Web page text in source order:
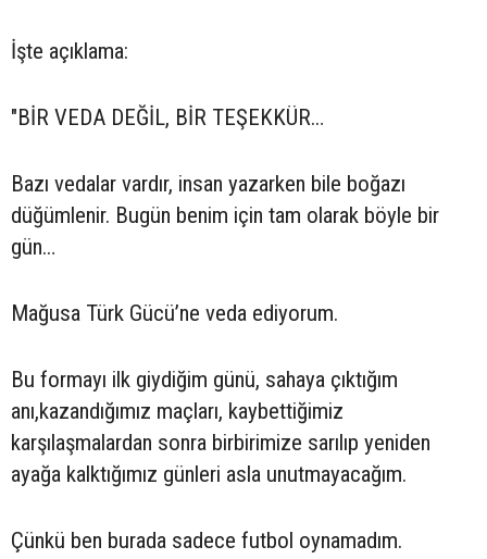
İşte açıklama:
"BİR VEDA DEĞİL, BİR TEŞEKKÜR…
Bazı vedalar vardır, insan yazarken bile boğazı
düğümlenir. Bugün benim için tam olarak böyle bir
gün…
Mağusa Türk Gücü’ne veda ediyorum.
Bu formayı ilk giydiğim günü, sahaya çıktığım
anı,kazandığımız maçları, kaybettiğimiz
karşılaşmalardan sonra birbirimize sarılıp yeniden
ayağa kalktığımız günleri asla unutmayacağım.
Çünkü ben burada sadece futbol oynamadım.